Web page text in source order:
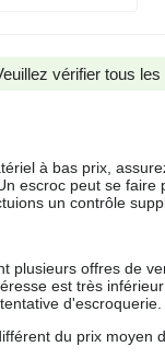
vérifier tous
à bas prix,
escroc peut se
un contrôle
plusieurs offres de
est très
d'escroquerie.
du prix moyen